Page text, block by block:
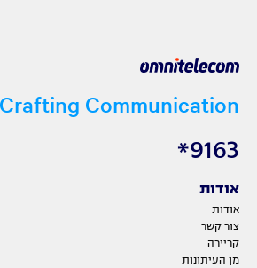
Crafting Communication
9163*
אודות
אודות
צור קשר
קריירה
מן העיתונות